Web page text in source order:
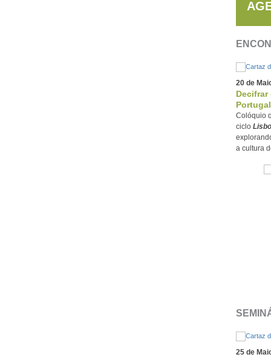
20 de
Decifrar
Portugal
Colóquio
ciclo
a cultura
25 de